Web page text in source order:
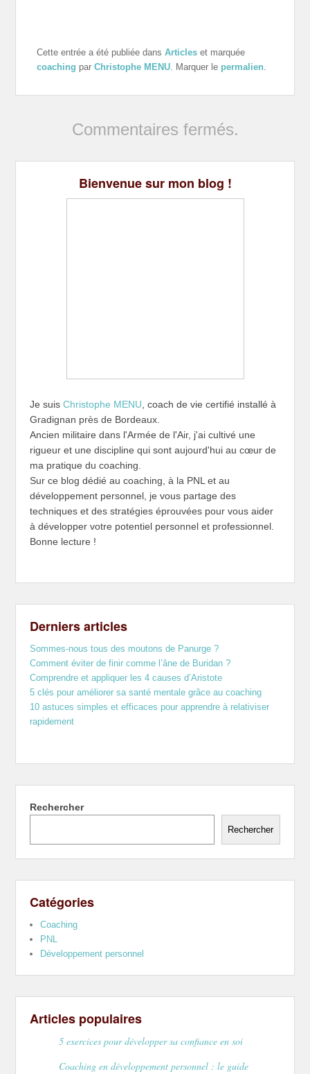
Cette entrée a été publiée dansArticles et marquée
coaching parChristophe MENU . Marquer le permalien
Commentaires fermés.
Bienvenue sur mon blog !
Je suisChristophe MENU , coach de vie certifié installé à
Gradignan près de Bordeaux.
Ancien militaire dans l'Armée de l'Air, j'ai cultivé une
rigueur et une discipline qui sont aujourd'hui au cœur de
ma pratique du coaching.
Sur ce blog dédié au coaching, à la PNL et au
développement personnel, je vous partage des
techniques et des stratégies éprouvées pour vous aider
à développer votre potentiel personnel et professionnel.
Bonne lecture !
Derniers articles
Sommes-nous tous des moutons de Panurge ?
Comment éviter de finir comme l’âne de Buridan ?
Comprendre et appliquer les 4 causes d’Aristote
5 clés pour améliorer sa santé mentale grâce au coaching
10 astuces simples et efficaces pour apprendre à relativiser
rapidement
Rechercher
Rechercher
Catégories
Coaching
PNL
Développement personnel
Articles populaires
5 exercices pour développer sa confiance en soi
Coaching en développement personnel : le guide